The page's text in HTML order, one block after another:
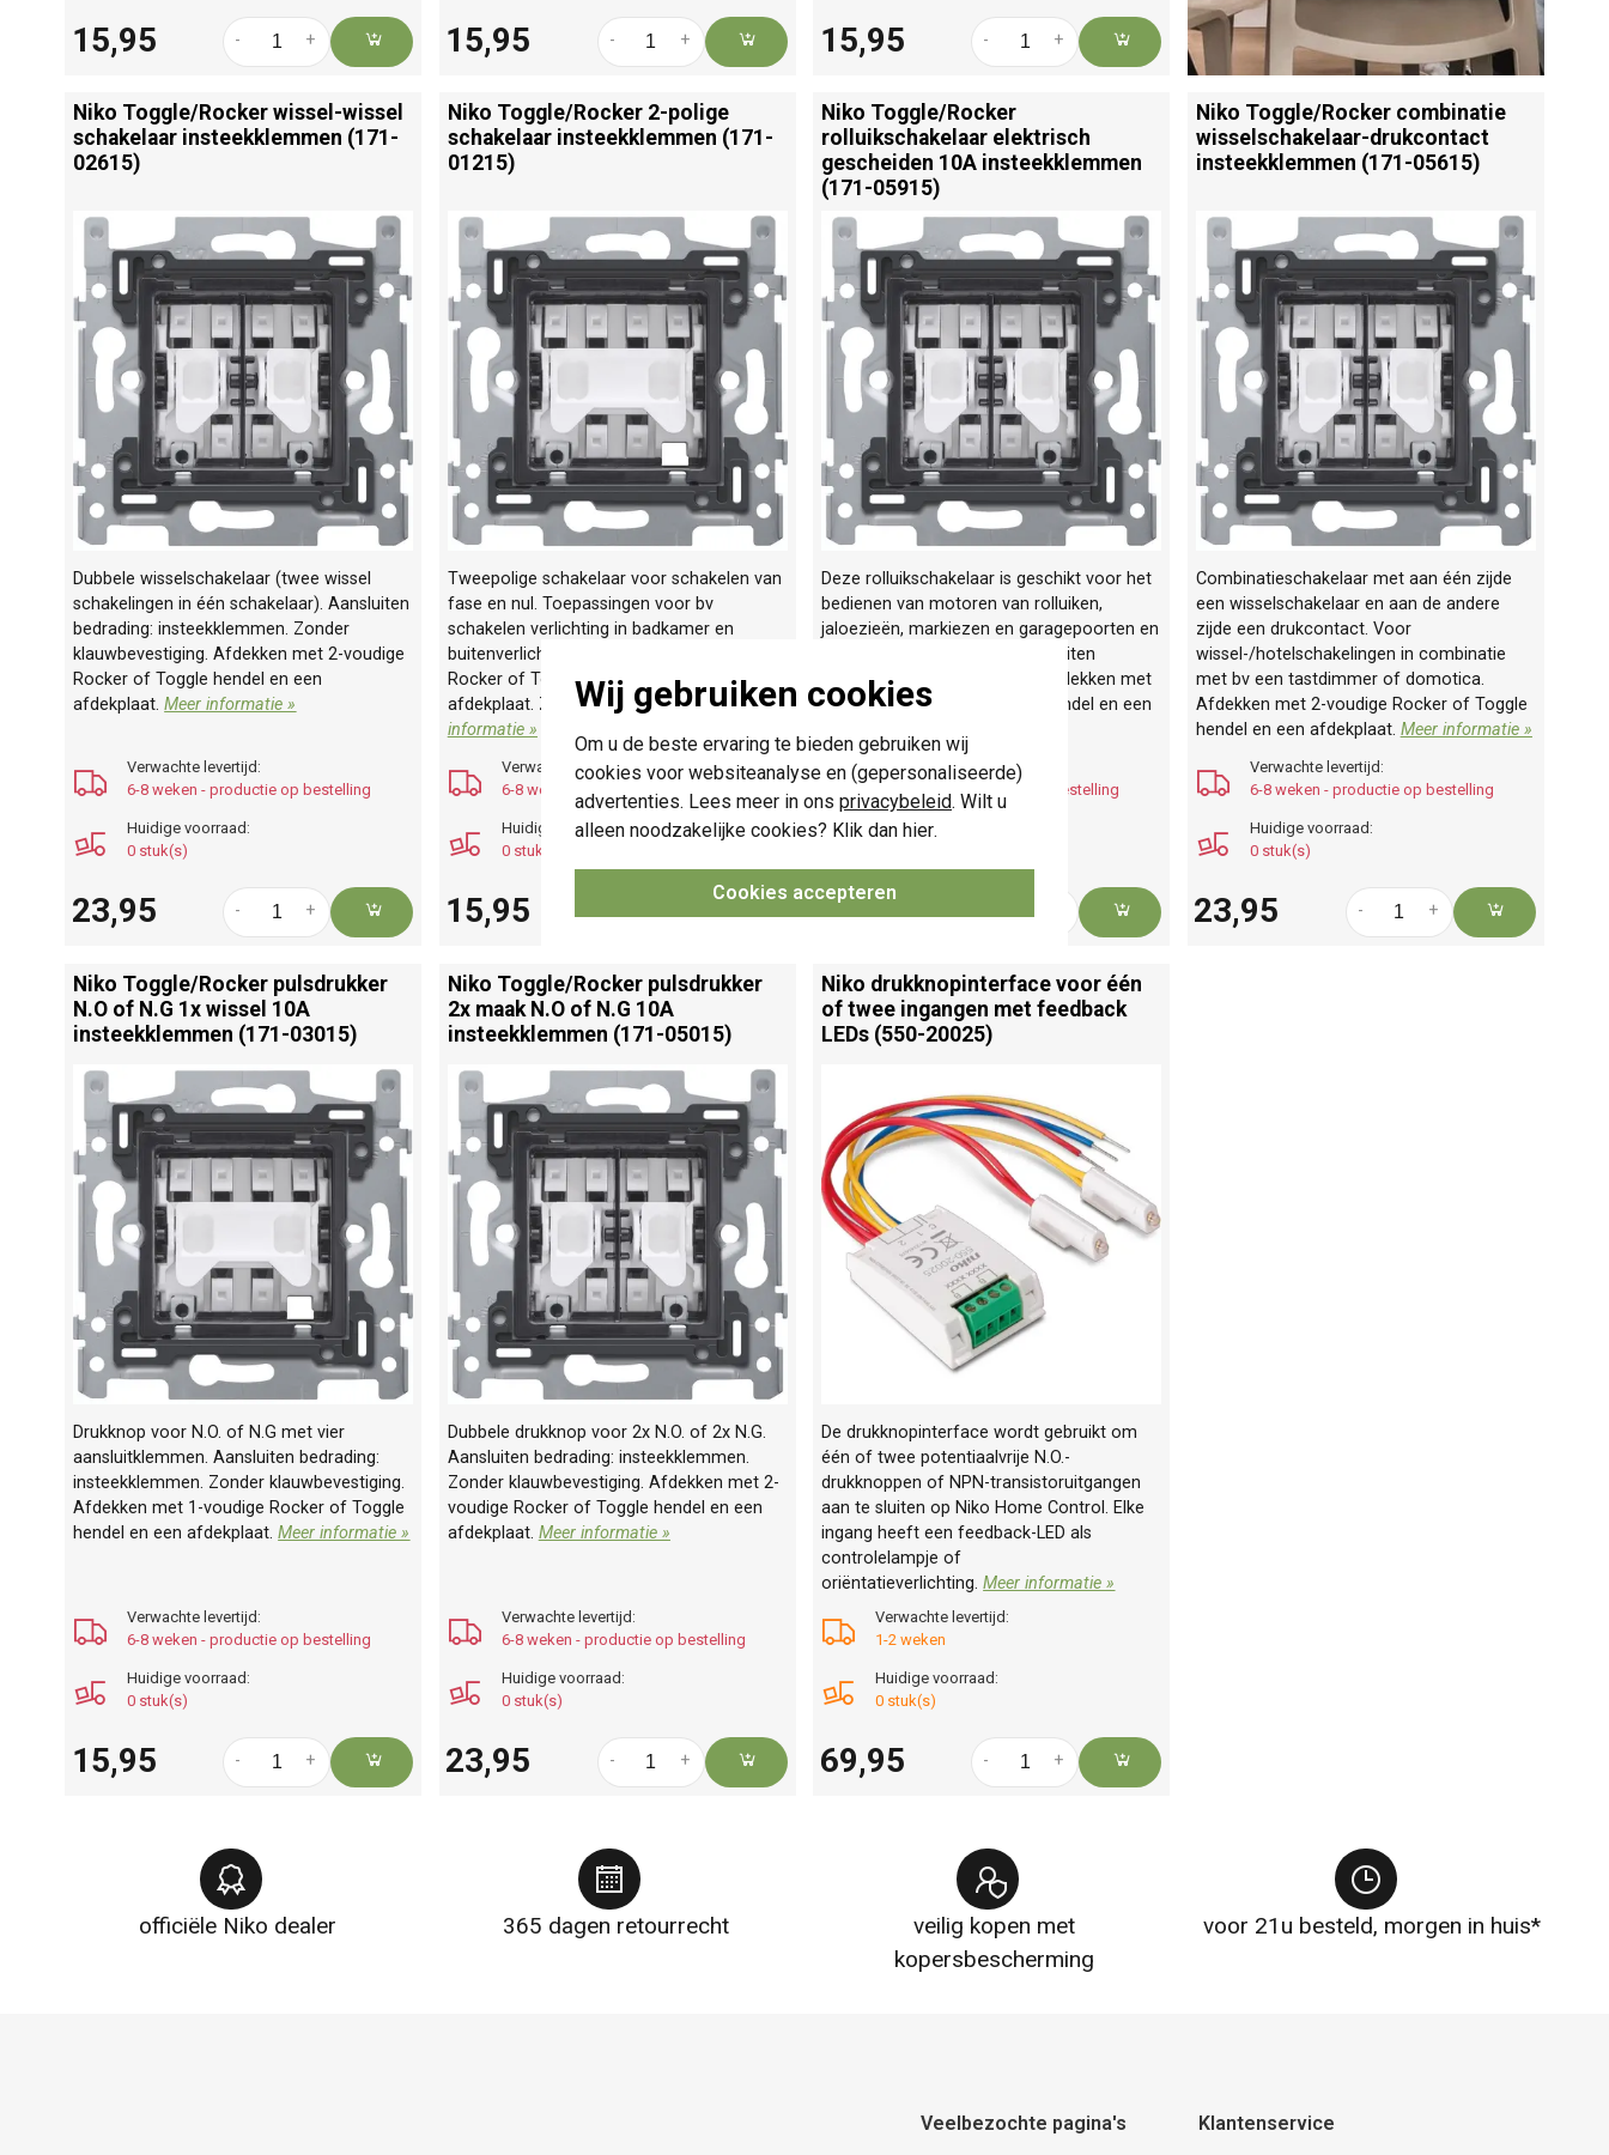
Wij gebruiken cookies
Om u de beste ervaring te bieden gebruiken wij
cookies voor websiteanalyse en (gepersonaliseerde)
advertenties. Lees meer in ons privacybeleid. Wilt u
alleen noodzakelijke cookies? Klik dan hier.
Cookies accepteren
15,95 +
- 15,95 +
- 15,95 +
-
Niko Toggle/Rocker wissel-wissel
schakelaar insteekklemmen (171-
02615)
Dubbele wisselschakelaar (twee wissel
schakelingen in één schakelaar). Aansluiten
bedrading: insteekklemmen. Zonder
klauwbevestiging. Afdekken met 2-voudige
Rocker of Toggle hendel en een
afdekplaat.Meer informatie »
Verwachte levertijd:
6-8 weken - productie op bestelling
Huidige voorraad:
0 stuk(s)
23,95 +
-
Niko Toggle/Rocker 2-polige
schakelaar insteekklemmen (171-
01215)
Tweepolige schakelaar voor schakelen van
fase en nul. Toepassingen voor bv
schakelen verlichting in badkamer en
buitenverlichting. Afdekken met 1-voudige
Rocker of Toggle hendel en een
afdekplaat. Zonder spreidklemmen.Meer
informatie »
Verwachte levertijd:
6-8 weken - productie op bestelling
Huidige voorraad:
0 stuk(s)
15,95
Niko Toggle/Rocker
rolluikschakelaar elektrisch
gescheiden 10A insteekklemmen
(171-05915)
Deze rolluikschakelaar is geschikt voor het
bedienen van motoren van rolluiken,
jaloezieën, markiezen en garagepoorten en
is elektrisch gescheiden. Aansluiten
bedrading: insteekklemmen. Afdekken met
2-voudige Rocker of Toggle hendel en een
Verwachte levertijd:
6-8 weken - productie op bestelling
Huidige voorraad:
29,95
Niko Toggle/Rocker combinatie
wisselschakelaar-drukcontact
insteekklemmen (171-05615)
Combinatieschakelaar met aan één zijde
een wisselschakelaar en aan de andere
zijde een drukcontact. Voor
wissel-/hotelschakelingen in combinatie
met bv een tastdimmer of domotica.
Afdekken met 2-voudige Rocker of Toggle
hendel en een afdekplaat. Meer informatie »
Verwachte levertijd:
6-8 weken - productie op bestelling
Huidige voorraad:
0 stuk(s)
23,95 +
-
Niko Toggle/Rocker pulsdrukker
N.O of N.G 1x wissel 10A
insteekklemmen (171-03015)
Drukknop voor N.O. of N.G met vier
aansluitklemmen. Aansluiten bedrading:
insteekklemmen. Zonder klauwbevestiging.
Afdekken met 1-voudige Rocker of Toggle
hendel en een afdekplaat.Meer informatie »
Verwachte levertijd:
6-8 weken - productie op bestelling
Huidige voorraad:
0 stuk(s)
15,95 +
-
Niko Toggle/Rocker pulsdrukker
2x maak N.O of N.G 10A
insteekklemmen (171-05015)
Dubbele drukknop voor 2x N.O. of 2x N.G.
Aansluiten bedrading: insteekklemmen.
Zonder klauwbevestiging. Afdekken met 2-
voudige Rocker of Toggle hendel en een
afdekplaat. Meer informatie »
Verwachte levertijd:
6-8 weken - productie op bestelling
Huidige voorraad:
0 stuk(s)
23,95 +
-
Niko drukknopinterface voor één
of twee ingangen met feedback
LEDs (550-20025)
De drukknopinterface wordt gebruikt om
één of twee potentiaalvrije N.O.-
drukknoppen of NPN-transistoruitgangen
aan te sluiten op Niko Home Control. Elke
ingang heeft een feedback-LED als
controlelampje of
oriëntatieverlichting.Meer informatie »
Verwachte levertijd:
1-2 weken
Huidige voorraad:
0 stuk(s)
69,95 +
-
officiële Niko dealer 365 dagen retourrecht
veilig kopen met
kopersbescherming
voor 21u besteld, morgen in huis*
Veelbezochte pagina's Klantenservice